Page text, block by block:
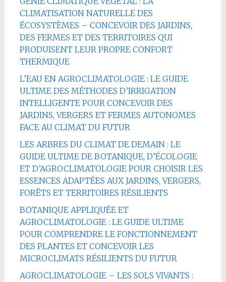
CLIMATISATION NATURELLE DES
ÉCOSYSTÈMES – CONCEVOIR DES JARDINS,
DES FERMES ET DES TERRITOIRES QUI
PRODUISENT LEUR PROPRE CONFORT
THERMIQUE
L’EAU EN AGROCLIMATOLOGIE : LE GUIDE
ULTIME DES MÉTHODES D’IRRIGATION
INTELLIGENTE POUR CONCEVOIR DES
JARDINS, VERGERS ET FERMES AUTONOMES
FACE AU CLIMAT DU FUTUR
LES ARBRES DU CLIMAT DE DEMAIN : LE
GUIDE ULTIME DE BOTANIQUE, D’ÉCOLOGIE
ET D’AGROCLIMATOLOGIE POUR CHOISIR LES
ESSENCES ADAPTÉES AUX JARDINS, VERGERS,
FORÊTS ET TERRITOIRES RÉSILIENTS
BOTANIQUE APPLIQUÉE ET
AGROCLIMATOLOGIE : LE GUIDE ULTIME
POUR COMPRENDRE LE FONCTIONNEMENT
DES PLANTES ET CONCEVOIR LES
MICROCLIMATS RÉSILIENTS DU FUTUR
AGROCLIMATOLOGIE – LES SOLS VIVANTS :